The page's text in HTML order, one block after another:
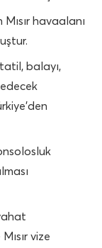
havaalanı
balayı,
vize